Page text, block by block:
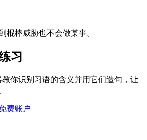
棍棒威胁也不会做某事。
习
教你识别习语的含义并用它们造句，让
费账户